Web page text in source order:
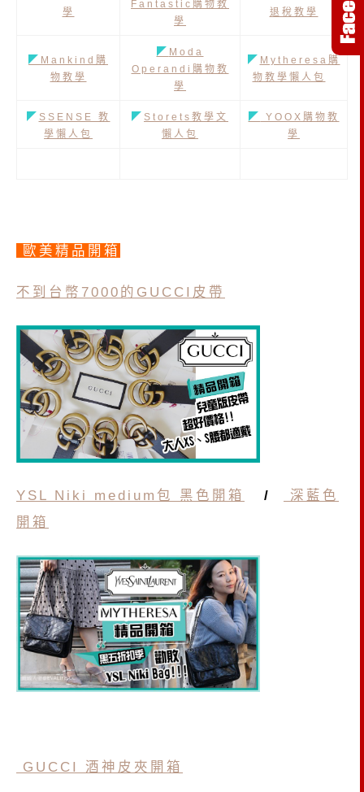
學
Fantastic購物教
學
退稅教學
◤ Mankind購
物教學
◤ Moda
Operandi購物教
學
◤ Mytheresa購
物教學懶人包
◤ SSENSE 教
學懶人包
◤ Storets教學文
懶人包
◤
YOOX購物教
學
歐美精品開箱
不到台幣7000的GUCCI皮帶
YSL Niki medium包 黑色開箱 /
深藍色
開箱
GUCCI 酒神皮夾開箱